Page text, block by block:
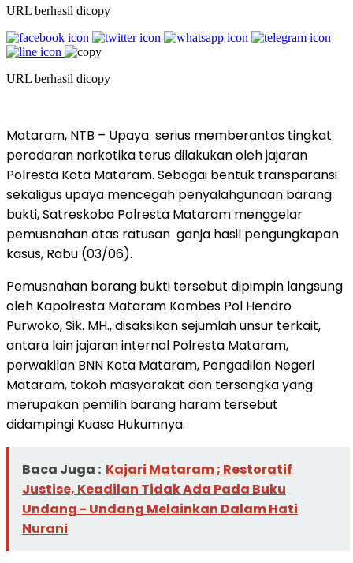
URL berhasil dicopy
URL berhasil dicopy
Mataram, NTB – Upaya serius memberantas tingkat
peredaran narkotika terus dilakukan oleh jajaran
Polresta Kota Mataram. Sebagai bentuk transparansi
sekaligus upaya mencegah penyalahgunaan barang
bukti, Satreskoba Polresta Mataram menggelar
pemusnahan atas ratusan ganja hasil pengungkapan
kasus, Rabu (03/06).
Pemusnahan barang bukti tersebut dipimpin langsung
oleh Kapolresta Mataram Kombes Pol Hendro
Purwoko, Sik. MH., disaksikan sejumlah unsur terkait,
antara lain jajaran internal Polresta Mataram,
perwakilan BNN Kota Mataram, Pengadilan Negeri
Mataram, tokoh masyarakat dan tersangka yang
merupakan pemilih barang haram tersebut
didampingi Kuasa Hukumnya.
Baca Juga : Kajari Mataram ; Restoratif
Justise, Keadilan Tidak Ada Pada Buku
Undang - Undang Melainkan Dalam Hati
Nurani